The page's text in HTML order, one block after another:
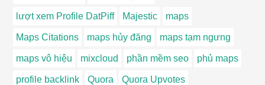
lượt xem Profile DatPiff Majestic maps
Maps Citations maps hủy đăng maps tạm ngưng
maps vô hiệu mixcloud phần mềm seo phủ maps
profile backlink Quora Quora Upvotes